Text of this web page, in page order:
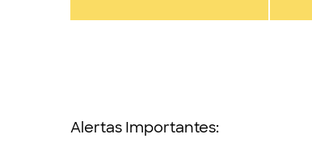
Alertas Importantes: